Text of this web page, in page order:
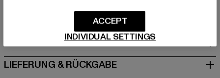
GRÖSSE & PASSFORM
PFLEGEHINWEISE
LIEFERUNG & RÜCKGABE
INDIVIDUAL SETTINGS
ACCEPT